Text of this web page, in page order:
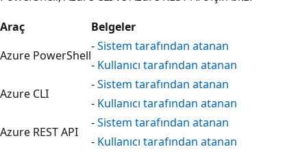
Araç
Belgeler
Azure PowerShell
-Sistem tarafından atanan
- Kullanıcı tarafından atanan
Azure CLI
-Sistem tarafından atanan
- Kullanıcı tarafından atanan
Azure REST API
-Sistem tarafından atanan
- Kullanıcı tarafından atanan